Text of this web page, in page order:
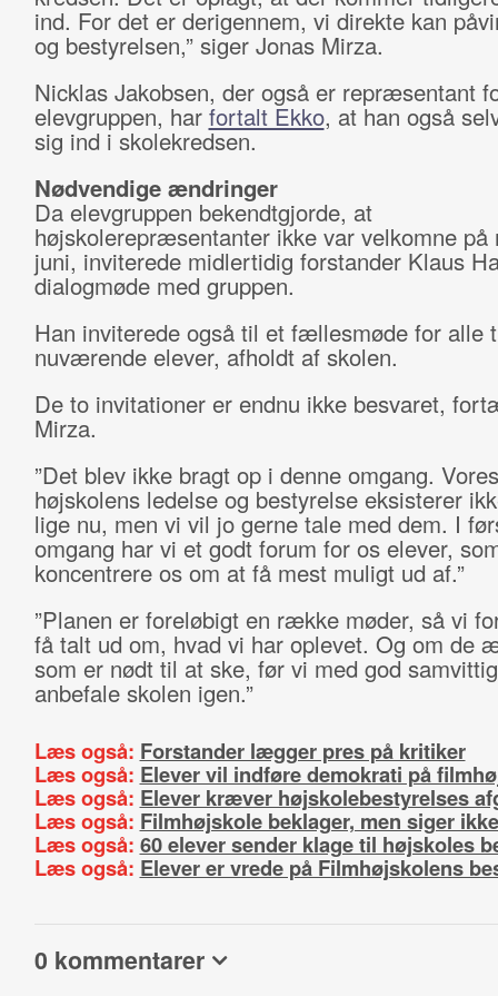
ind. For det er derigennem, vi direkte kan
og bestyrelsen,” siger Jonas Mirza.
Nicklas Jakobsen, der også er repræsentant
elevgruppen, har fortalt Ekko, at han også
sig ind i skolekredsen.
Nødvendige ændringer
Da elevgruppen bekendtgjorde, at
højskolerepræsentanter ikke var velkomne på
juni, inviterede midlertidig forstander Klaus
dialogmøde med gruppen.
Han inviterede også til et fællesmøde for alle
nuværende elever, afholdt af skolen.
De to invitationer er endnu ikke besvaret,
Mirza.
”Det blev ikke bragt op i denne omgang.
højskolens ledelse og bestyrelse eksisterer
lige nu, men vi vil jo gerne tale med dem. I
omgang har vi et godt forum for os elever,
koncentrere os om at få mest muligt ud af.”
”Planen er foreløbigt en række møder, så vi
få talt ud om, hvad vi har oplevet. Og om de
som er nødt til at ske, før vi med god
anbefale skolen igen.”
Læs også: Forstander lægger pres på kritiker
Læs også: Elever vil indføre demokrati på
Læs også: Elever kræver højskolebestyrelses
Læs også: Filmhøjskole beklager, men siger
Læs også: 60 elever sender klage til højskoles
Læs også: Elever er vrede på Filmhøjskolens
0 kommentarer